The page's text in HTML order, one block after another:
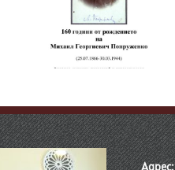
рождението на
Чичо Стоян
(псевдоним на
Стоян Михайлов